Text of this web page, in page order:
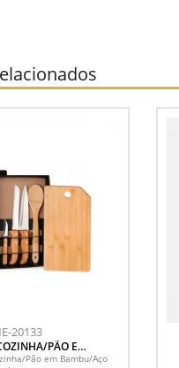
20133
PÃO EM
INOX- 5 PÇS
Pão em Bambu/Aço